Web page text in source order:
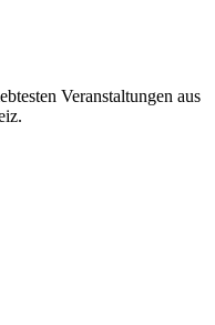
Veranstaltungen aus